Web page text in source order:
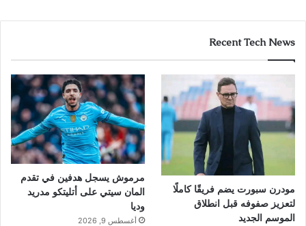
Recent Tech News
مودرن سبورت يضم فريقًا كاملًا
لتعزيز صفوفه قبل انطلاق
الموسم الجديد
مرموش يسجل هدفين في تقدم
المان سيتي على أتليتكو مدريد
وديا
أغسطس 9, 2026